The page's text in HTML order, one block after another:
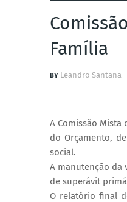
Família
Leandro Santana
A Comissão Mista
do Orçamento,
social.
A manutenção da
de superávit
O relatório final